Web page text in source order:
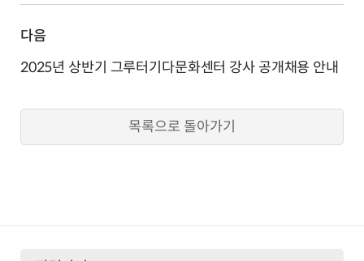
다음
2025년 상반기 그루터기다문화센터 강사 공개채용 안내
목록으로 돌아가기